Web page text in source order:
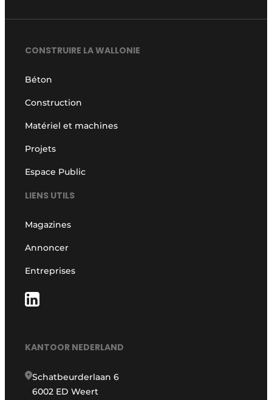
CONSTRUIRE LA WALLONIE
Béton
Construction
Matériel et machines
Projets
Espace Public
LIENS UTILS
Magazines
Annoncer
Entreprises
KANTOOR NEDERLAND
Schatbeurderlaan 6
6002 ED Weert